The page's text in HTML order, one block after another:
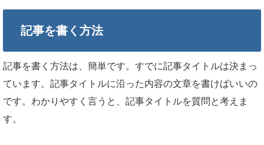
記事を書く方法
記事を書く方法は、簡単です。すでに記事タイトルは決まっ
ています。記事タイトルに沿った内容の文章を書けばいいの
です。わかりやすく言うと、記事タイトルを質問と考えま
す。